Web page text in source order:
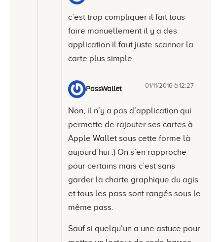
c’est trop compliquer il fait tous
faire manuellement il y a des
application il faut juste scanner la
carte plus simple
PassWallet 01/11/2016 à 12:27
Non, il n’y a pas d’application qui
permette de rajouter ses cartes à
Apple Wallet sous cette forme là
aujourd’hui :) On s’en rapproche
pour certains mais c’est sans
garder la charte graphique du agis
et tous les pass sont rangés sous le
même pass.
Sauf si quelqu’un a une astuce pour